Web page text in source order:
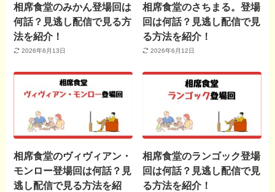
相席食堂のみかん登場回は
何話？見逃し配信で見る方
法を紹介！
2026年6月13日
相席食堂のさちまる。登場
回は何話？見逃し配信で見
る方法を紹介！
2026年6月12日
相席食堂のヴィヴィアン・
モンロー登場回は何話？見
逃し配信で見る方法を紹
相席食堂のランゴック登場
回は何話？見逃し配信で見
る方法を紹介！